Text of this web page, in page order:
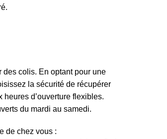
colis. En optant pour une
la sécurité de récupérer
d’ouverture flexibles.
du mardi au samedi.
de chez vous :